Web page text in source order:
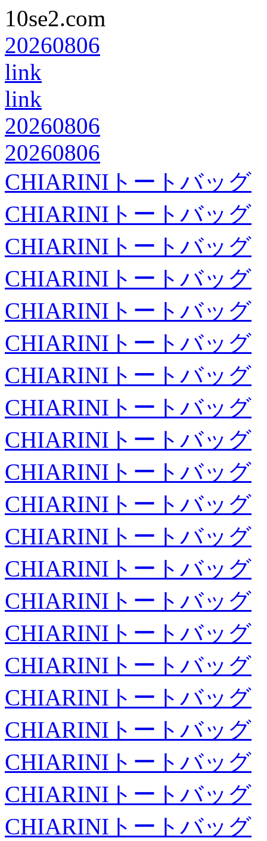
10se2.com
20260806
link
link
20260806
20260806
CHIARINIトートバッグ
CHIARINIトートバッグ
CHIARINIトートバッグ
CHIARINIトートバッグ
CHIARINIトートバッグ
CHIARINIトートバッグ
CHIARINIトートバッグ
CHIARINIトートバッグ
CHIARINIトートバッグ
CHIARINIトートバッグ
CHIARINIトートバッグ
CHIARINIトートバッグ
CHIARINIトートバッグ
CHIARINIトートバッグ
CHIARINIトートバッグ
CHIARINIトートバッグ
CHIARINIトートバッグ
CHIARINIトートバッグ
CHIARINIトートバッグ
CHIARINIトートバッグ
CHIARINIトートバッグ